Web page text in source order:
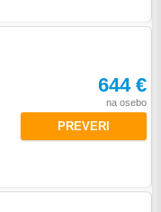
644 €
na osebo
PREVERI